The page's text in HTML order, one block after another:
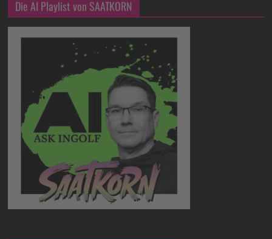
Die AI Playlist von SAATKORN